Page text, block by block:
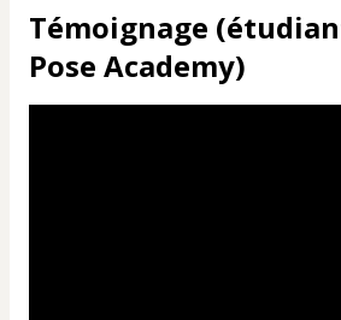
Témoignage
Pose Academy)